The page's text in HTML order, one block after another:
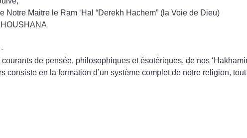
Notre Maitre le Ram ‘Hal “Derekh Hachem” (la Voie de Dieu)
de pensée, philosophiques et ésotériques, de nos
consiste en la formation d’un système complet de notre religion,